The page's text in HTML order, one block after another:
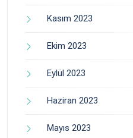
Kasım 2023
Ekim 2023
Eylül 2023
Haziran 2023
Mayıs 2023